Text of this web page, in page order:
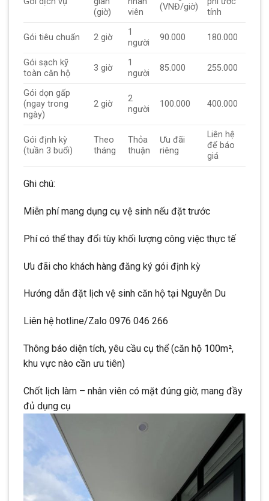
(giờ)
viên
(VNĐ/giờ)
tính
Gói tiêu chuẩn 2 giờ
1
người
90.000 180.000
Gói sạch kỹ
toàn căn hộ
3 giờ
1
người
85.000 255.000
Gói dọn gấp
(ngay trong
ngày)
2 giờ
2
người
100.000 400.000
Gói định kỳ
(tuần 3 buổi)
Theo
tháng
Thỏa
thuận
Ưu đãi
riêng
Liên hệ
để báo
giá
Ghi chú:
Miễn phí mang dụng cụ vệ sinh nếu đặt trước
Phí có thể thay đổi tùy khối lượng công việc thực tế
Ưu đãi cho khách hàng đăng ký gói định kỳ
Hướng dẫn đặt lịch vệ sinh căn hộ tại Nguyễn Du
Liên hệ hotline/Zalo 0976 046 266
Thông báo diện tích, yêu cầu cụ thể (căn hộ 100m²,
khu vực nào cần ưu tiên)
Chốt lịch làm – nhân viên có mặt đúng giờ, mang đầy
đủ dụng cụ